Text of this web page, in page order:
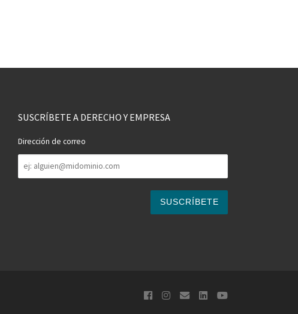
SUSCRÍBETE A DERECHO Y EMPRESA
Dirección de correo
de
correo